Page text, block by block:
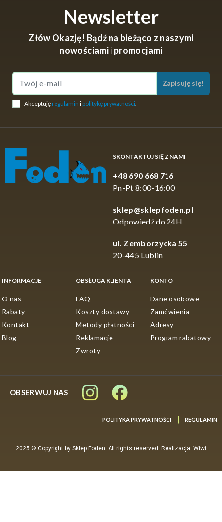
Newsletter
Złów Okazję! Bądź na bieżąco z naszymi
nowościami i promocjami
Zapisuję się!
Akceptuję regulamin i politykę prywatności
SKONTAKTUJ SIĘ Z NAMI
+48 690 668 716
Pn-Pt 8:00-16:00
sklep@sklepfoden.pl
Odpowiedź do 24H
ul. Zemborzycka 55
20-445 Lublin
INFORMACJE
O nas
Rabaty
Kontakt
Blog
OBSŁUGA KLIENTA
FAQ
Koszty dostawy
Metody płatności
Reklamacje
Zwroty
KONTO
Dane osobowe
Zamówienia
Adresy
Program rabatowy
OBSERWUJ NAS
POLITYKA PRYWATNOŚCI REGULAMIN
2025 © Copyright by Sklep Foden. All rights reserved. Realizacja: Wiwi